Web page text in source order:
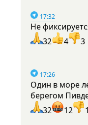
17:32
Не
32
4 3
17:26
Один в море
берегом
32
12 1